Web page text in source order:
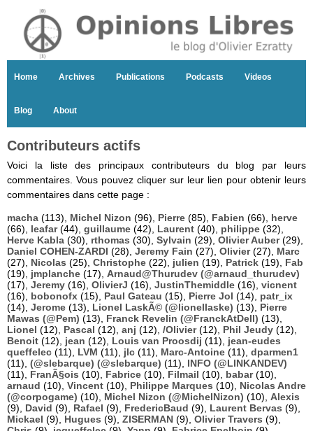
Home Archives Publications Podcasts Videos
Blog About
Contributeurs actifs
Voici la liste des principaux contributeurs du blog par leurs
commentaires. Vous pouvez cliquer sur leur lien pour obtenir leurs
commentaires dans cette page :
macha (113), Michel Nizon (96), Pierre (85), Fabien (66), herve
(66), leafar(44), guillaume (42), Laurent (40), philippe (32),
Herve Kabla (30), rthomas (30), Sylvain (29), Olivier Auber(29),
Daniel COHEN-ZARDI (28), Jeremy Fain (27), Olivier(27), Marc
(27), Nicolas (25), Christophe (22), julien (19), Patrick (19), Fab
(19), jmplanche (17), Arnaud@Thurudev (@arnaud_thurudev)
(17), Jeremy (16), OlivierJ (16), JustinThemiddle (16), vicnent
(16), bobonofx (15), Paul Gateau (15), Pierre Jol (14), patr_ix
(14), Jerome (13), Lionel LaskÃ© (@lionellaske) (13), Pierre
Mawas (@Pem) (13), Franck Revelin (@FranckAtDell) (13),
Lionel (12), Pascal (12), anj (12), /Olivier(12), Phil Jeudy (12),
Benoit (12), jean (12), Louis van Proosdij (11), jean-eudes
queffelec (11), LVM (11), jlc (11), Marc-Antoine (11), dparmen1
(11), (@slebarque) (@slebarque) (11), INFO (@LINKANDEV)
(11), FranÃ§ois (10), Fabrice (10), Filmail (10), babar(10),
arnaud (10), Vincent (10), Philippe Marques (10), Nicolas Andre
(@corpogame) (10), Michel Nizon (@MichelNizon) (10), Alexis
(9), David (9), Rafael (9), FredericBaud (9), Laurent Bervas (9),
Mickael (9), Hugues (9), ZISERMAN (9), Olivier Travers (9),